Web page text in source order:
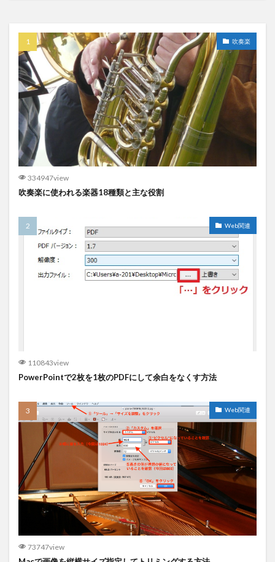
吹奏楽
334947view
吹奏楽に使われる楽器18種類と主な役割
Web関連
110843view
PowerPointで2枚を1枚のPDFにして余白をなくす方法
Web関連
73747view